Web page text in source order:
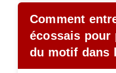
Comment
écossais pour
du motif dans